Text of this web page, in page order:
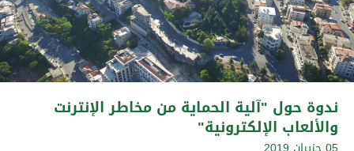
ندوة حول "آلية الحماية من مخاطر الإنترنت
والألعاب الإلكترونية"